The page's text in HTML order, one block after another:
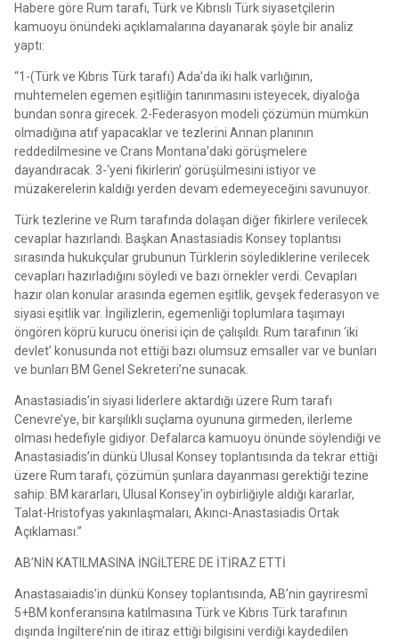
Habere göre Rum tarafı, Türk ve Kıbrıslı Türk siyasetçilerin
kamuoyu önündeki açıklamalarına dayanarak şöyle bir analiz
yaptı:
“1-(Türk ve Kıbrıs Türk tarafı) Ada’da iki halk varlığının,
muhtemelen egemen eşitliğin tanınmasını isteyecek, diyaloğa
bundan sonra girecek. 2-Federasyon modeli çözümün mümkün
olmadığına atıf yapacaklar ve tezlerini Annan planının
reddedilmesine ve Crans Montana’daki görüşmelere
dayandıracak. 3-‘yeni fikirlerin’ görüşülmesini istiyor ve
müzakerelerin kaldığı yerden devam edemeyeceğini savunuyor.
Türk tezlerine ve Rum tarafında dolaşan diğer fikirlere verilecek
cevaplar hazırlandı. Başkan Anastasiadis Konsey toplantısı
sırasında hukukçular grubunun Türklerin söylediklerine verilecek
cevapları hazırladığını söyledi ve bazı örnekler verdi. Cevapları
hazır olan konular arasında egemen eşitlik, gevşek federasyon ve
siyasi eşitlik var. İngilizlerin, egemenliği toplumlara taşımayı
öngören köprü kurucu önerisi için de çalışıldı. Rum tarafının ‘iki
devlet’ konusunda not ettiği bazı olumsuz emsaller var ve bunları
ve bunları BM Genel Sekreteri’ne sunacak.
Anastasiadis’in siyasi liderlere aktardığı üzere Rum tarafı
Cenevre’ye, bir karşılıklı suçlama oyununa girmeden, ilerleme
olması hedefiyle gidiyor. Defalarca kamuoyu önünde söylendiği ve
Anastasiadis’in dünkü Ulusal Konsey toplantısında da tekrar ettiği
üzere Rum tarafı, çözümün şunlara dayanması gerektiği tezine
sahip: BM kararları, Ulusal Konsey’in oybirliğiyle aldığı kararlar,
Talat-Hristofyas yakınlaşmaları, Akıncı-Anastasiadis Ortak
Açıklaması.”
AB’NİN KATILMASINA İNGİLTERE DE İTİRAZ ETTİ
Anastasaiadis’in dünkü Konsey toplantısında, AB’nin gayriresmî
5+BM konferansına katılmasına Türk ve Kıbrıs Türk tarafının
dışında İngiltere’nin de itiraz ettiği bilgisini verdiği kaydedilen